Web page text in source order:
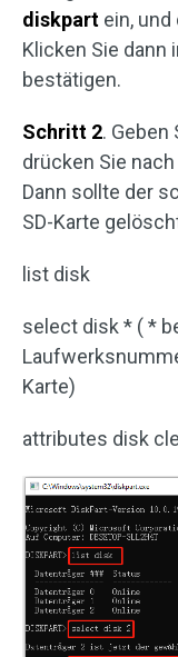
diskpart ein,
Klicken Sie dann
bestätigen.
Schritt 2. Geben
drücken Sie
Dann sollte der
SD-Karte
list disk
select disk * ( *
Karte)
attributes disk